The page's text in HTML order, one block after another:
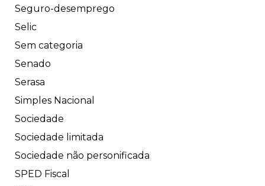
Seguro-desemprego
Selic
Sem categoria
Senado
Serasa
Simples Nacional
Sociedade
Sociedade limitada
Sociedade não personificada
SPED Fiscal